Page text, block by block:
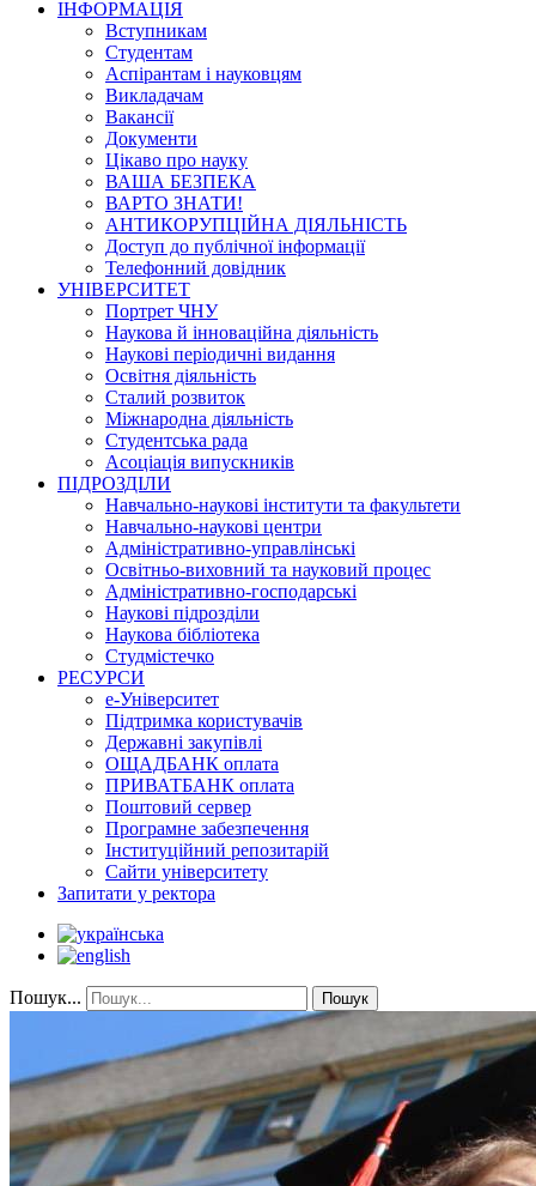
ІНФОРМАЦІЯ
Вступникам
Студентам
Аспірантам і науковцям
Викладачам
Вакансії
Документи
Цікаво про науку
ВАША БЕЗПЕКА
ВАРТО ЗНАТИ!
АНТИКОРУПЦІЙНА ДІЯЛЬНІСТЬ
Доступ до публічної інформації
Телефонний довідник
УНІВЕРСИТЕТ
Портрет ЧНУ
Наукова й інноваційна діяльність
Наукові періодичні видання
Освітня діяльність
Сталий розвиток
Міжнародна діяльність
Студентська рада
Асоціація випускників
ПІДРОЗДІЛИ
Навчально-наукові інститути та факультети
Навчально-наукові центри
Адміністративно-управлінські
Освітньо-виховний та науковий процес
Адміністративно-господарські
Наукові підрозділи
Наукова бібліотека
Студмістечко
РЕСУРСИ
е-Університет
Підтримка користувачів
Державні закупівлі
ОЩАДБАНК оплата
ПРИВАТБАНК оплата
Поштовий сервер
Програмне забезпечення
Інституційний репозитарій
Сайти університету
Запитати у ректора
Пошук... Пошук